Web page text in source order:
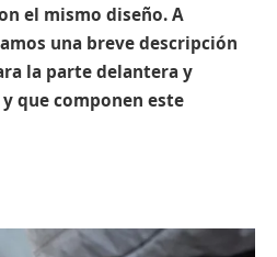
el mismo diseño. A
una breve descripción
la parte delantera y
que componen este